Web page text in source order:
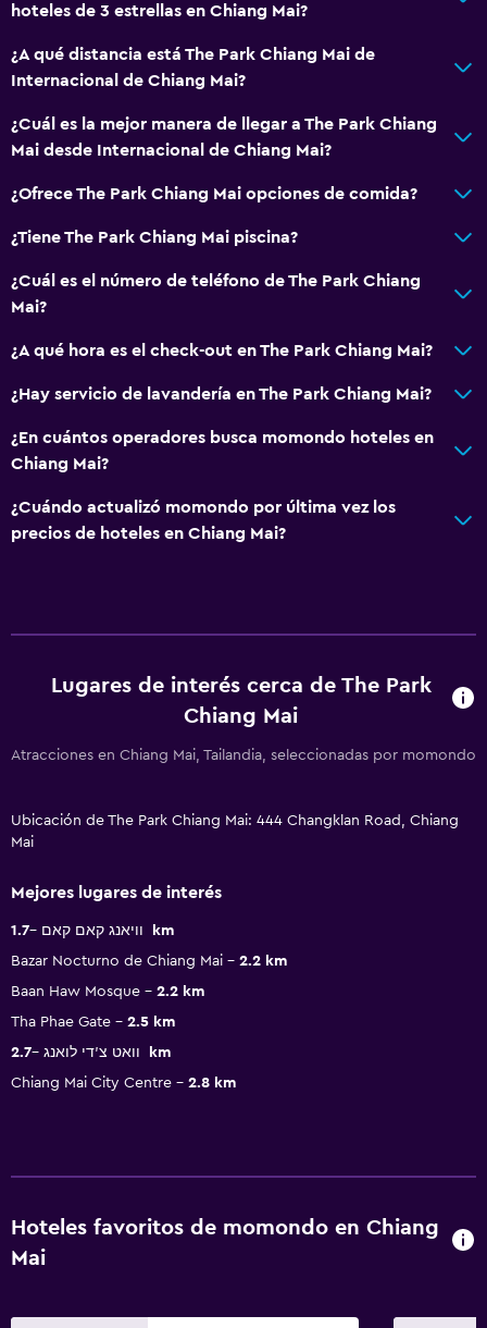
hoteles de 3 estrellas en Chiang Mai?
¿A qué distancia está The Park Chiang Mai de
Internacional de Chiang Mai?
¿Cuál es la mejor manera de llegar a The Park Chiang
Mai desde Internacional de Chiang Mai?
¿Ofrece The Park Chiang Mai opciones de comida?
¿Tiene The Park Chiang Mai piscina?
¿Cuál es el número de teléfono de The Park Chiang
Mai?
¿A qué hora es el check-out en The Park Chiang Mai?
¿Hay servicio de lavandería en The Park Chiang Mai?
¿En cuántos operadores busca momondo hoteles en
Chiang Mai?
¿Cuándo actualizó momondo por última vez los
precios de hoteles en Chiang Mai?
Lugares de interés cerca de The Park
Chiang Mai
Atracciones en Chiang Mai, Tailandia, seleccionadas por momondo
Ubicación de The Park Chiang Mai: 444 Changklan Road, Chiang
Mai
Mejores lugares de interés
וויאנג קאם קאם
1.7 km
Bazar Nocturno de Chiang Mai
2.2 km
Baan Haw Mosque
2.2 km
Tha Phae Gate
2.5 km
וואט צ'די לואנג
2.7 km
Chiang Mai City Centre
2.8 km
Hoteles favoritos de momondo en Chiang
Mai